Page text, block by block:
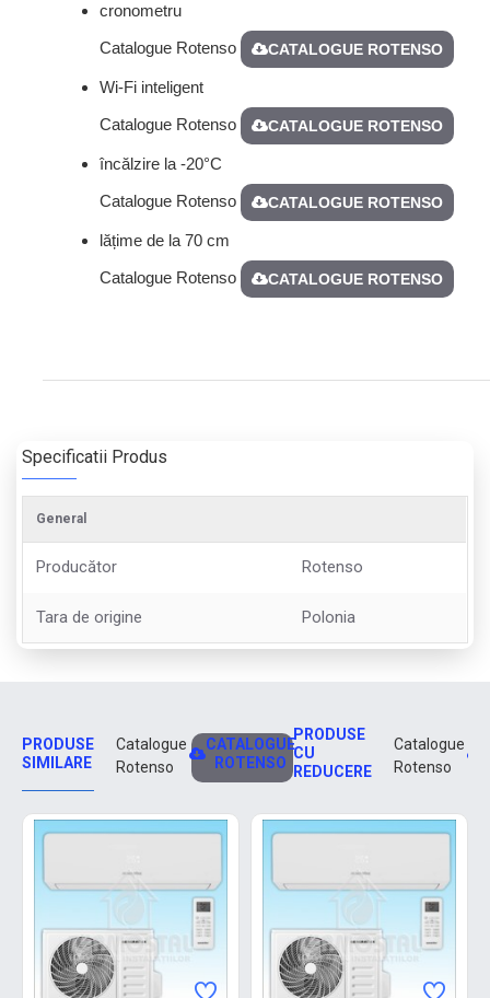
cronometru
Catalogue Rotenso
CATALOGUE ROTENSO
Wi-Fi inteligent
Catalogue Rotenso
CATALOGUE ROTENSO
încălzire la -20°C
Catalogue Rotenso
CATALOGUE ROTENSO
lățime de la 70 cm
Catalogue Rotenso
CATALOGUE ROTENSO
Specificatii Produs
General
Producător Rotenso
Tara de origine Polonia
PRODUSE
SIMILARE
Catalogue
Rotenso
CATALOGUE
ROTENSO
PRODUSE
CU
REDUCERE
Catalogue
Rotenso